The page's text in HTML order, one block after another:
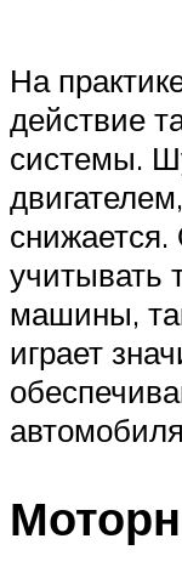
На
действие
системы.
учитывать
машины,
играет